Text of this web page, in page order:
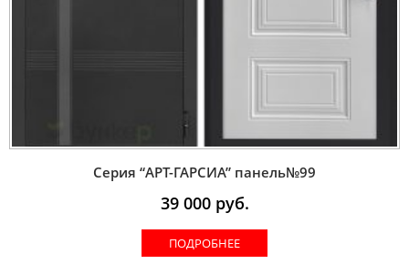
Серия “AРT-ГАРСИА” панель№99
39 000руб.
ПОДРОБНЕЕ